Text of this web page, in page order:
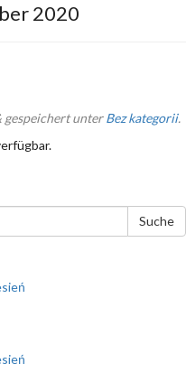
2020
gespeichert unterBez kategorii.
Suche